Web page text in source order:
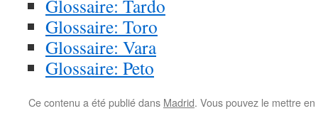
Glossaire: Tardo
Glossaire: Toro
Glossaire: Vara
Glossaire: Peto
Ce contenu a été publié dans Madrid. Vous pouvez le mettre